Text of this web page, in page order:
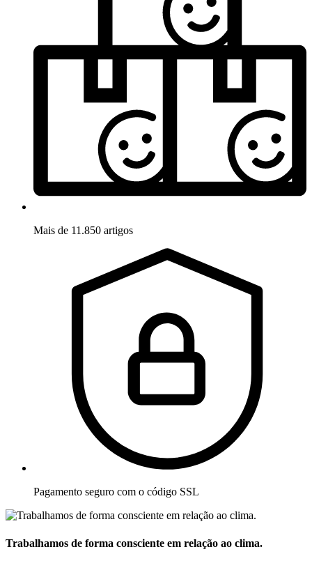
Mais de 11.850 artigos
Pagamento seguro com o código SSL
Trabalhamos de forma consciente em relação ao clima.